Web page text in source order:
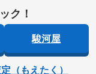
ク！
駿河屋
（もえたく）